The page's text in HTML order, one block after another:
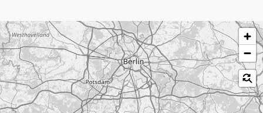
Karte überspringen